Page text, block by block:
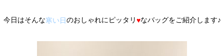
今日はそんな寒い日のおしゃれにピッタリ♥なバッグをご紹介します♪